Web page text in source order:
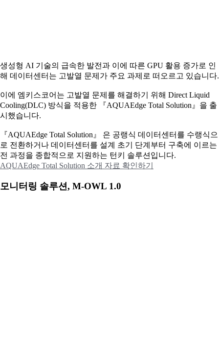
생성형 AI 기술의 급속한 발전과 이에 따른 GPU 활용 증가로 인
해 데이터센터는 고발열 문제가 주요 과제로 떠오르고 있습니다.
이에 엠키스코어는 고발열 문제를 해결하기 위해 Direct Liquid
Cooling(DLC) 방식을 적용한 『AQUAEdge Total Solution』을 출
시했습니다.
『AQUAEdge Total Solution』 은 공랭식 데이터센터를 수랭식으
로 전환하거나 데이터센터를 설계 초기 단계부터 구축에 이르는
전 과정을 종합적으로 지원하는 턴키 솔루션입니다.
AQUAEdge Total Solution 소개 자료 확인하기
모니터링 솔루션, M-OWL 1.0